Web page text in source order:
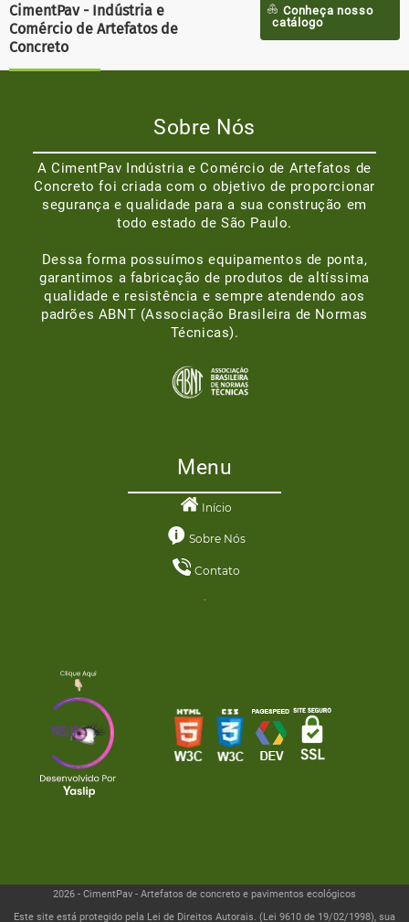
CimentPav - Indústria e
Comércio de Artefatos de
Concreto
Conheça nosso
catálogo
Sobre Nós
A CimentPav Indústria e Comércio de Artefatos de
Concreto foi criada com o objetivo de proporcionar
segurança e qualidade para a sua construção em
todo estado de São Paulo.
Dessa forma possuímos equipamentos de ponta,
garantimos a fabricação de produtos de altíssima
qualidade e resistência e sempre atendendo aos
padrões ABNT (Associação Brasileira de Normas
Técnicas).
Menu
Início
Sobre Nós
Contato
.
2026 - CimentPav - Artefatos de concreto e pavimentos ecológicos
Este site está protegido pela Lei de Direitos Autorais. (Lei 9610 de 19/02/1998), sua